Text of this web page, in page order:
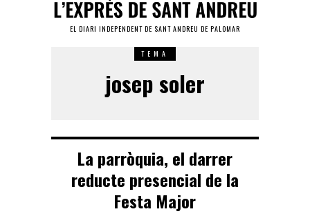
EL DIARI INDEPENDENT DE SANT ANDREU DE PALOMAR
TEMA
josep soler
La parròquia, el darrer
reducte presencial de la
Festa Major